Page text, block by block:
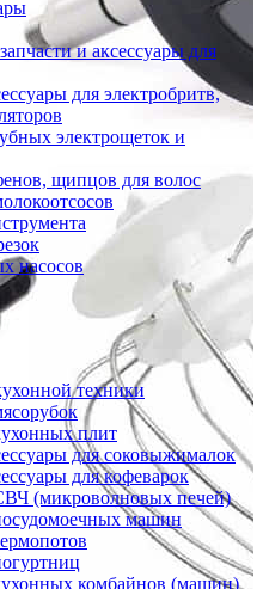
и аксессуары для
для электробритв,
электрощеток и
щипцов для волос
насосов
техники
плит
для соковыжималок
для кофеварок
(микроволновых печей)
машин
комбайнов (машин)